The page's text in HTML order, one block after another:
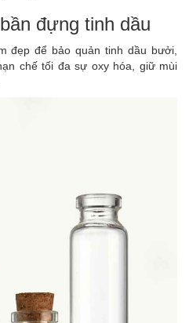
đựng tinh dầu
đẹp để bảo quản tinh dầu bưởi,
chế tối đa sự oxy hóa, giữ mùi